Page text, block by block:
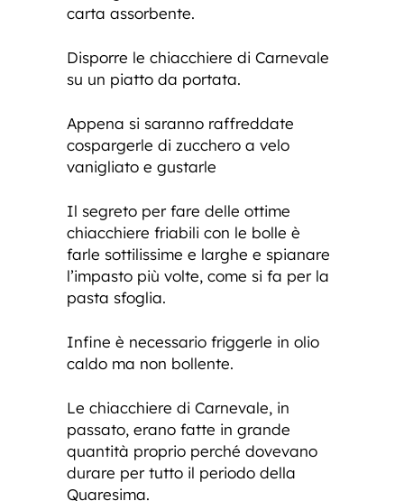
carta assorbente.
Disporre le chiacchiere di Carnevale
su un piatto da portata.
Appena si saranno raffreddate
cospargerle di zucchero a velo
vanigliato e gustarle
Il segreto per fare delle ottime
chiacchiere friabili con le bolle è
farle sottilissime e larghe e spianare
l’impasto più volte, come si fa per la
pasta sfoglia.
Infine è necessario friggerle in olio
caldo ma non bollente.
Le chiacchiere di Carnevale, in
passato, erano fatte in grande
quantità proprio perché dovevano
durare per tutto il periodo della
Quaresima.